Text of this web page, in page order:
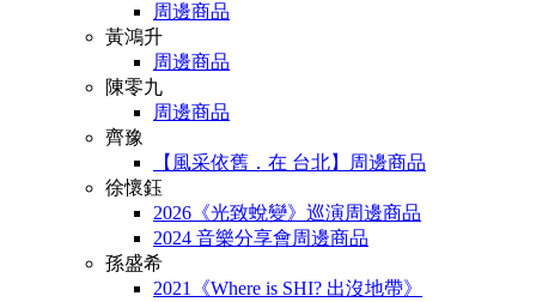
周邊商品
黃鴻升
周邊商品
陳零九
周邊商品
齊豫
【風采依舊．在 台北】周邊商品
徐懷鈺
2026《光致蛻變》巡演周邊商品
2024 音樂分享會周邊商品
孫盛希
2021《Where is SHI? 出沒地帶》